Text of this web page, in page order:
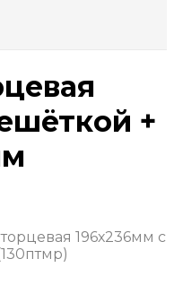
+
196х236мм с